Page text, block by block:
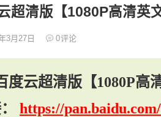
超清版【1080P高清英
3月27日 0评论
度云超清版【1080P高
https://